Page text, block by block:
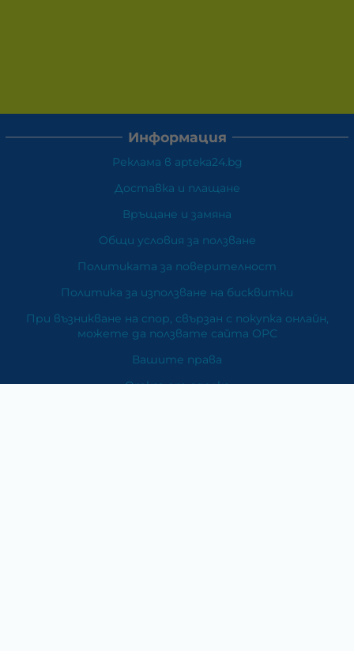
Информация
Реклама в apteka24.bg
Доставка и плащане
Връщане и замяна
Общи условия за ползване
Политиката за поверителност
Политика за използване на бисквитки
При възникване на спор, свързан с покупка онлайн,
можете да ползвате сайта ОРС
Вашите права
Отказ от сделка